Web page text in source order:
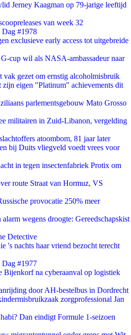
Jerney Kaagman op 79-jarige leeftijd
van week 32
Dag #1978
exclusieve early access tot uitgebreide
cup wil als NASA-ambassadeur naar
vak gezet om ernstig alcoholmisbruik
eigen "Platinum" achievements dit
parlementsgebouw Mato Grosso
militairen in Zuid-Libanon, vergelding
atoombom, 81 jaar later
bij Duits vliegveld voedt vrees voor
in tegen insectenfabriek Protix om
route Straat van Hormuz, VS
provocatie 250% meer
alarm wegens droogte: Gereedschapskist
Detective
's nachts haar vriend bezocht terecht
Dag #1977
Bijenkorf na cyberaanval op logistiek
door AH-bestelbus in Dordrecht
zorgprofessional Jan
Dan eindigt Formule 1-seizoen